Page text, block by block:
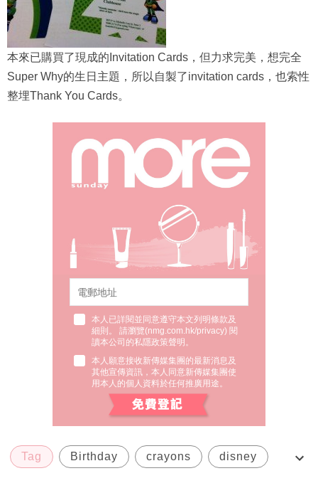
本來已購買了現成的Invitation Cards，但力求完美，想完全
Super Why的生日主題，所以自製了invitation cards，也索性
整埋Thank You Cards。
本人已詳閱並同意遵守本文列明條款及
細則。 請瀏覽(nmg.com.hk/privacy) 閱
讀本公司的私隱政策聲明。
本人願意接收新傳媒集團的最新消息及
其他宣傳資訊，本人同意新傳媒集團使
用本人的個人資料於任何推廣用途。
Tag Birthday crayons disney